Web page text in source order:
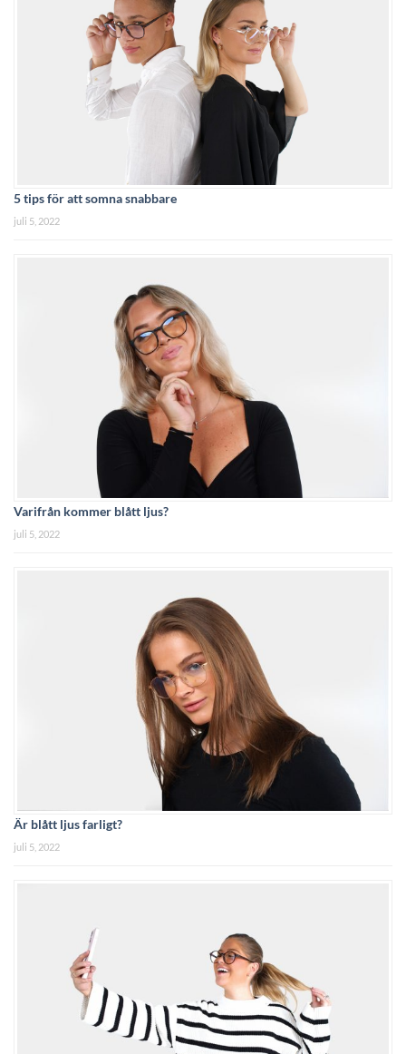
5 tips för att somna snabbare
juli 5, 2022
Varifrån kommer blått ljus?
juli 5, 2022
Är blått ljus farligt?
juli 5, 2022